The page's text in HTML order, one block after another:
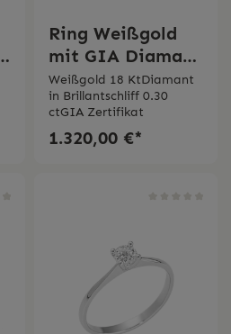
Ring Weißgold
mit GIA Diamant
Bertignoll
Weißgold 18 KtDiamant
in Brillantschliff 0.30
ctGIA Zertifikat
1.320,00 €*